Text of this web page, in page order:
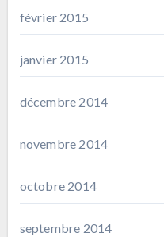
février 2015
janvier 2015
décembre 2014
novembre 2014
octobre 2014
septembre 2014